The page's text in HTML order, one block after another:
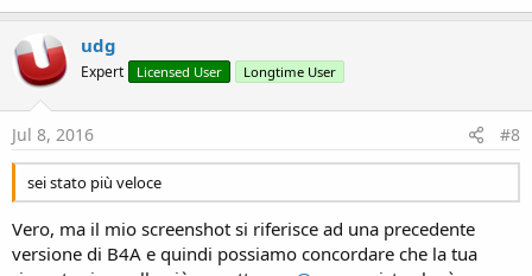
udg
Expert Licensed User Longtime User
Jul 8, 2016 #8
sei stato più veloce
Vero, ma il mio screenshot si riferisce ad una precedente
versione di B4A e quindi possiamo concordare che la tua